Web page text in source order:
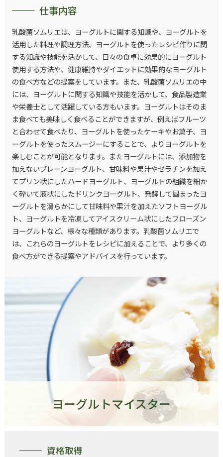
仕事内容
乳酸菌ソムリエは、ヨーグルトに関する知識や、ヨーグルトを
活用した料理や調理方法、ヨーグルトを使ったレシピ作りに関
する知識や技能を活かして、日々の食卓に効果的にヨーグルト
使用する方法や、健康維持やダイエットに効果的なヨーグルト
の食べ方などの提案をしています。また、乳酸菌ソムリエの中
には、ヨーグルトに関する知識や技能を活かして、食品製造業
や栄養士として活躍している方もいます。ヨーグルトはそのま
ま食べても美味しく食べることができますが、例えばフルーツ
と合わせて食べたり、ヨーグルトを使ったケーキやお菓子、ヨ
ーグルトを使ったスムージーにすることで、よりヨーグルトを
楽しむことが可能となります。またヨーグルトには、添加物を
加えないプレーンヨーグルト、甘味料や果汁やゼラチンを加え
てプリン状にしたハードヨーグルト、ヨーグルトの組織を細か
く砕いて液状にしたドリンクヨーグルト、発酵して固まったヨ
ーグルトを滑らかにして甘味料や果汁を加えたソフトヨーグル
ト、ヨーグルトを冷凍してアイスクリーム状にしたフローズン
ヨーグルトなど、様々な種類があります。乳酸菌ソムリエで
は、これらのヨーグルトをレシピに加えることで、より多くの
食べ方ができる提案やアドバイスを行っています。
ヨーグルトマイスター
資格取得